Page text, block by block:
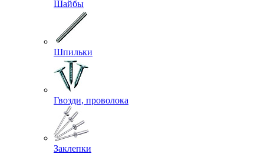
Шайбы
Шпильки
Гвозди, проволока
Заклепки